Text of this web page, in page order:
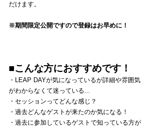
だけます。
※期間限定公開ですので登録はお早めに！
■こんな方におすすめです！
・LEAP DAYが気になっているが詳細や雰囲気
がわからなくて迷っている...
・セッションってどんな感じ？
・過去どんなゲストが来たのか気になる！
・過去に参加しているゲストで知っている方が